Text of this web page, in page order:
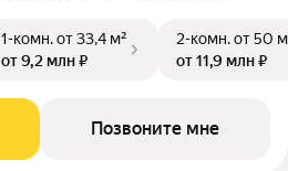
1-комн.от 33,4 м²
от 9,2 млн ₽
2-комн.от 50
от 11,9 млн ₽
Позвоните мне